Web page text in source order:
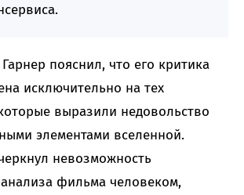
пояснил, что его критика
исключительно на тех
выразили недовольство
элементами вселенной.
невозможность
фильма человеком,